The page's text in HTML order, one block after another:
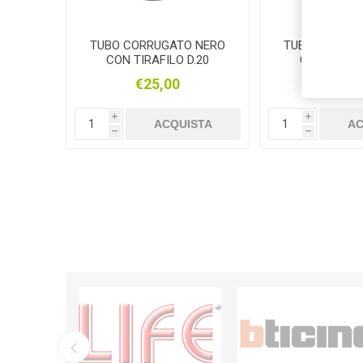
TUBO CORRUGATO NERO
CON TIRAFILO D.20
€25,00
i
h
ACQUISTA
TUBO
CON
i
h